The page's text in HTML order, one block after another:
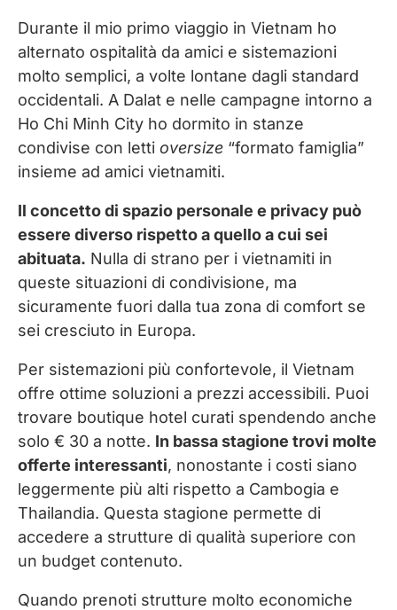
Durante il mio primo viaggio in Vietnam ho
alternato ospitalità da amici e sistemazioni
molto semplici, a volte lontane dagli standard
occidentali. A Dalat e nelle campagne intorno a
Ho Chi Minh City ho dormito in stanze
condivise con letti oversize “formato famiglia”
insieme ad amici vietnamiti.
Il concetto di spazio personale e privacy può
essere diverso rispetto a quello a cui sei
abituata. Nulla di strano per i vietnamiti in
queste situazioni di condivisione, ma
sicuramente fuori dalla tua zona di comfort se
sei cresciuto in Europa.
Per sistemazioni più confortevole, il Vietnam
offre ottime soluzioni a prezzi accessibili. Puoi
trovare boutique hotel curati spendendo anche
solo € 30 a notte. In bassa stagione trovi molte
offerte interessanti, nonostante i costi siano
leggermente più alti rispetto a Cambogia e
Thailandia. Questa stagione permette di
accedere a strutture di qualità superiore con
un budget contenuto.
Quando prenoti strutture molto economiche